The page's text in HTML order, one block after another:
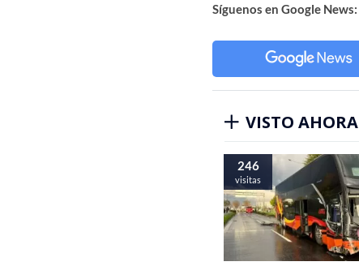
Síguenos en Google News:
VISTO AHORA
246
visitas